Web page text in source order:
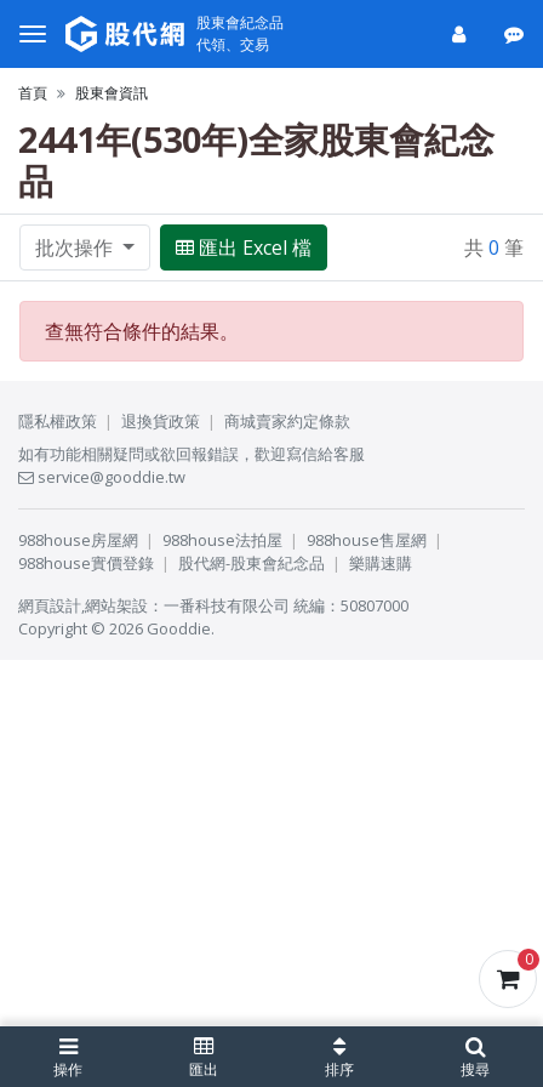
0
股東會紀念品
代領、交易
首頁 股東會資訊
2441年(530年)全家股東會紀念
品
批次操作 匯出 Excel 檔 共0 筆
查無符合條件的結果。
操作 匯出 排序 搜尋
隱私權政策 退換貨政策
商城賣家約定條款
如有功能相關疑問或欲回報錯誤，歡迎寫信給客服
service@gooddie.tw
988house房屋網 988house法拍屋
988house售屋網
988house實價登錄
股代網-股東會紀念品
樂購速購
網頁設計,網站架設 ： 一番科技有限公司 統編：50807000
Copyright © 2026 Gooddie.